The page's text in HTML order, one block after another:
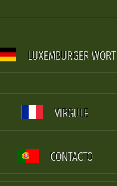
LUXEMBURGER WORT
VIRGULE
CONTACTO